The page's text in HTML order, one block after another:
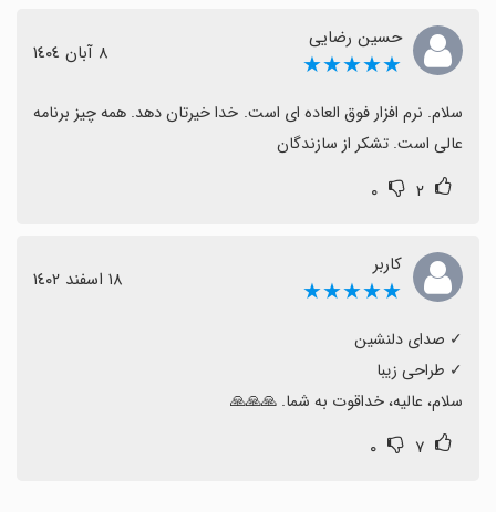
حسین رضایی
★★★★★ ٨ آبان ١٤٠٤
عالی است. تشکر از سازندگان
۲ ۰
کاربر
★★★★★ ١٨ اسفند ١٤٠٢
سلام، عالیه، خداقوت به شما. 🙏🙏🙏
۷ ۰